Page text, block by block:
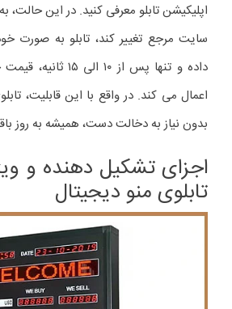
اپلیکیشن تابلو معرفی کنید. در این
سایت مرجع تغییر کند، تابلو به صورت
داده و تنها پس از ۱۰
اعمال می‌ کند. در واقع با این قابلیت،
بدون نیاز به دخالت دست، همیشه به‌ روز
اجزای تشکیل‌ دهنده و
تابلوی منو دیجیتال